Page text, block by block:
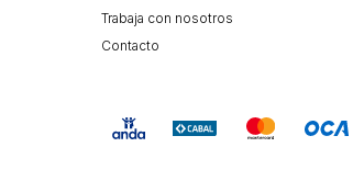
Trabaja con nosotros
Contacto